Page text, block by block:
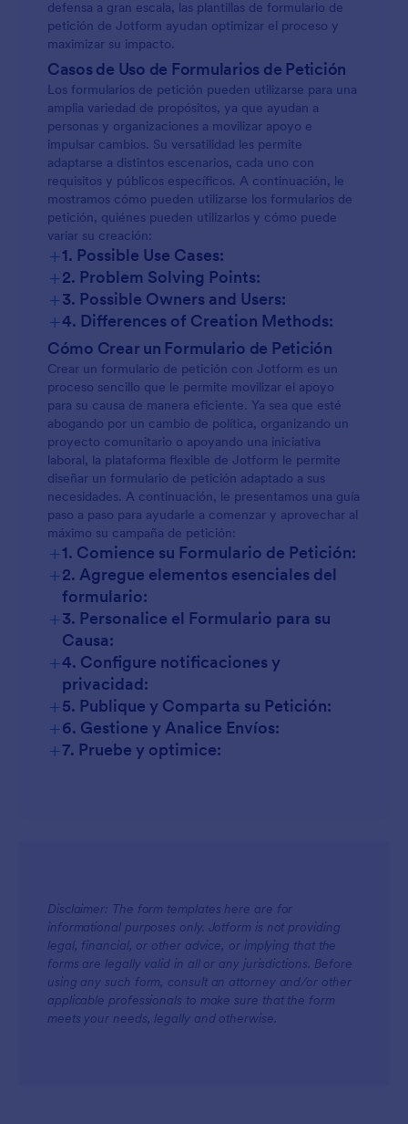
defensa a gran escala, las plantillas de formulario de
petición de Jotform ayudan optimizar el proceso y
maximizar su impacto.
Casos de Uso de Formularios de Petición
Los formularios de petición pueden utilizarse para una
amplia variedad de propósitos, ya que ayudan a
personas y organizaciones a movilizar apoyo e
impulsar cambios. Su versatilidad les permite
adaptarse a distintos escenarios, cada uno con
requisitos y públicos específicos. A continuación, le
mostramos cómo pueden utilizarse los formularios de
petición, quiénes pueden utilizarlos y cómo puede
variar su creación:
+1. Possible Use Cases:
+2. Problem Solving Points:
+3. Possible Owners and Users:
+4. Differences of Creation Methods:
Cómo Crear un Formulario de Petición
Crear un formulario de petición con Jotform es un
proceso sencillo que le permite movilizar el apoyo
para su causa de manera eficiente. Ya sea que esté
abogando por un cambio de política, organizando un
proyecto comunitario o apoyando una iniciativa
laboral, la plataforma flexible de Jotform le permite
diseñar un formulario de petición adaptado a sus
necesidades. A continuación, le presentamos una guía
paso a paso para ayudarle a comenzar y aprovechar al
máximo su campaña de petición:
+1. Comience su Formulario de Petición:
+2. Agregue elementos esenciales del
formulario:
+3. Personalice el Formulario para su
Causa:
+4. Configure notificaciones y
privacidad:
+5. Publique y Comparta su Petición:
+6. Gestione y Analice Envíos:
+7. Pruebe y optimice:
Disclaimer: The form templates here are for
informational purposes only. Jotform is not providing
legal, financial, or other advice, or implying that the
forms are legally valid in all or any jurisdictions. Before
using any such form, consult an attorney and/or other
applicable professionals to make sure that the form
meets your needs, legally and otherwise.